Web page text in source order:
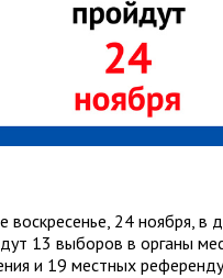
24 ноября, в
13 выборов в органы
и 19 местных